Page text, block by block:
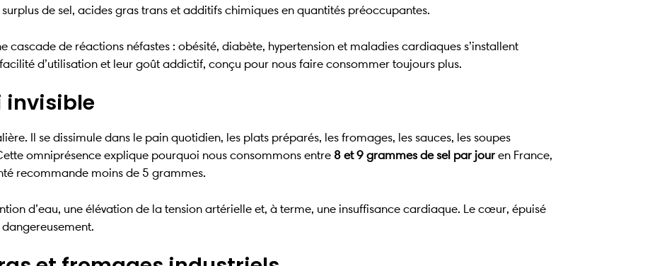
de sel, acides gras trans et additifs chimiques en quantités préoccupantes.
cascade de réactions néfastes : obésité, diabète, hypertension et maladies cardiaques s’installent
d’utilisation et leur goût addictif, conçu pour nous faire consommer toujours plus.
invisible
Il se dissimule dans le pain quotidien, les plats préparés, les fromages, les sauces, les soupes
omniprésence explique pourquoi nous consommons entre 8 et 9 grammes de sel par jour en France,
recommande moins de 5 grammes.
d’eau, une élévation de la tension artérielle et, à terme, une insuffisance cardiaque. Le cœur, épuisé